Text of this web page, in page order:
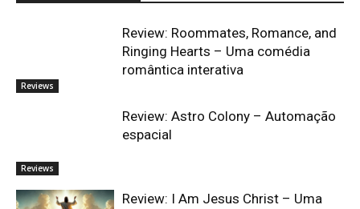
Reviews
Review: Roommates, Romance, and
Ringing Hearts – Uma comédia
romântica interativa
Reviews
Review: Astro Colony – Automação
espacial
Review: I Am Jesus Christ – Uma